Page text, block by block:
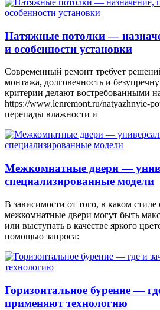
Натяжные потолки —
и особенности установки
Современный ремонт требует
монтажа, долговечность и
критерии делают востребованными
https://www.lenremont.ru/natyazhnyie-
перепады влажности и
Межкомнатные двери —
специализированные модели
В зависимости от того, в каком
межкомнатные двери могут быть
или выступать в качестве яркого
помощью запроса:
Горизонтальное бурение —
применяют технологию